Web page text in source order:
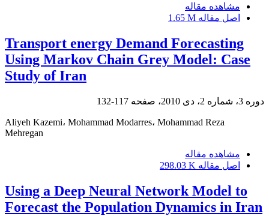
مشاهده مقاله
اصل مقاله 1.65 M
Transport energy Demand Forecasting
Using Markov Chain Grey Model: Case
Study of Iran
دوره 3، شماره 2، دی 2010، صفحه 117-132
Aliyeh Kazemi، Mohammad Modarres، Mohammad Reza
Mehregan
مشاهده مقاله
اصل مقاله 298.03 K
Using a Deep Neural Network Model to
Forecast the Population Dynamics in Iran